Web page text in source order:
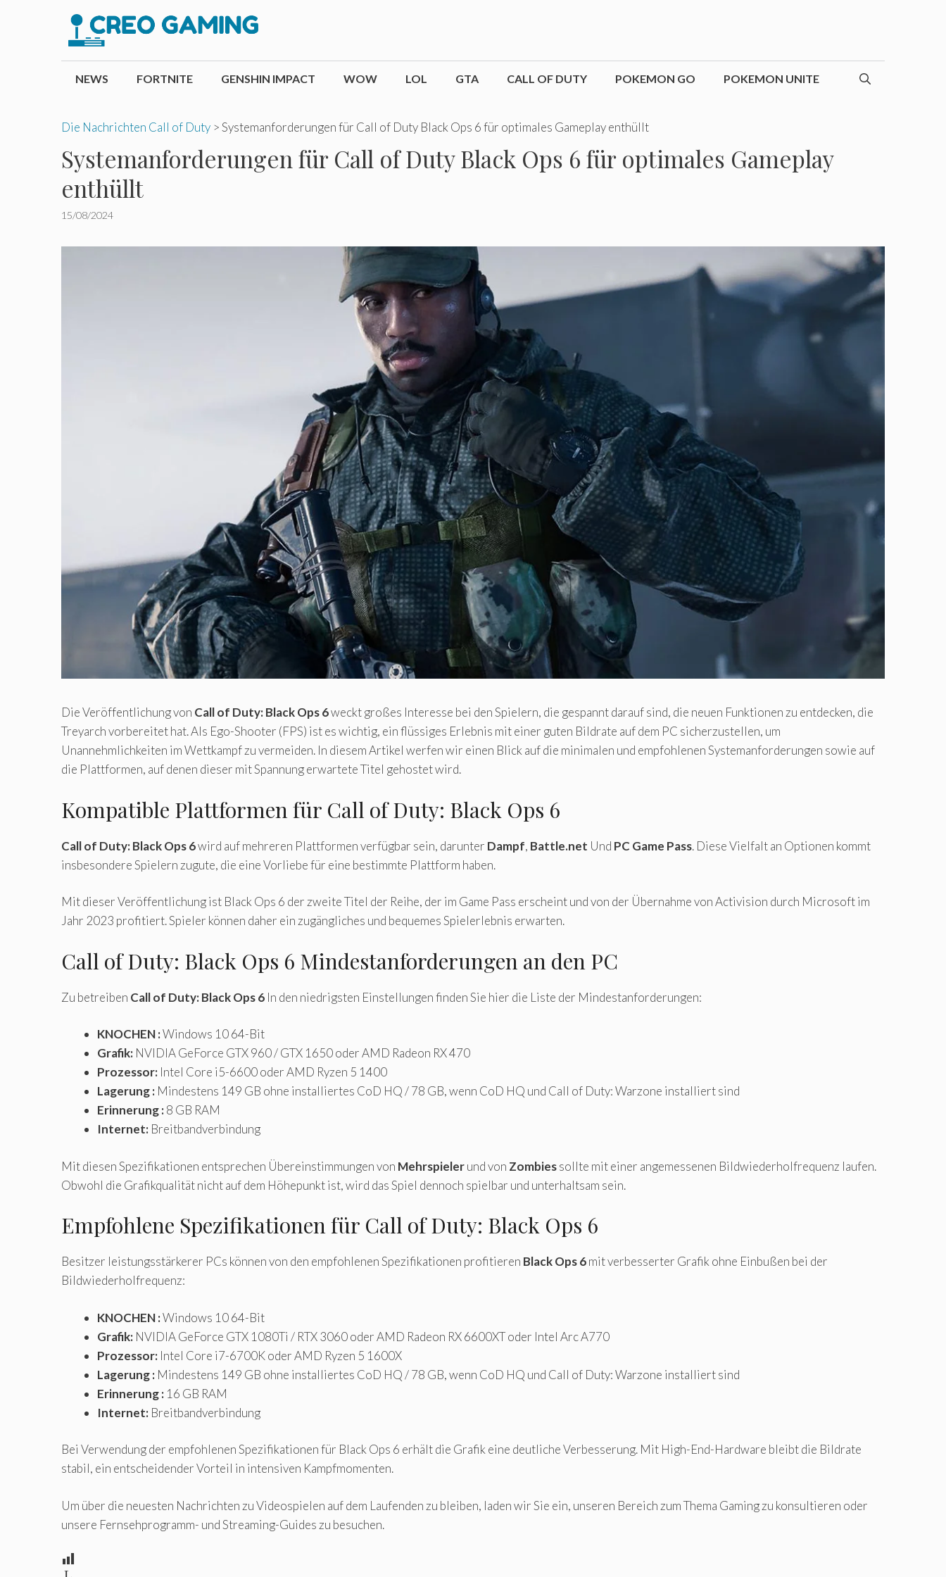
NEWS FORTNITE GENSHIN IMPACT WOW LOL GTA CALL OF DUTY POKEMON GO POKEMON UNITE
Die Nachrichten Call of Duty >Systemanforderungen für Call of Duty Black Ops 6 für optimales Gameplay enthüllt
Systemanforderungen für Call of Duty Black Ops 6 für optimales Gameplay
enthüllt
15/08/2024
Die Veröffentlichung von Call of Duty: Black Ops 6weckt großes Interesse bei den Spielern, die gespannt darauf sind, die neuen Funktionen zu entdecken, die
Treyarch vorbereitet hat. Als Ego-Shooter (FPS) ist es wichtig, ein flüssiges Erlebnis mit einer guten Bildrate auf dem PC sicherzustellen, um
Unannehmlichkeiten im Wettkampf zu vermeiden. In diesem Artikel werfen wir einen Blick auf die minimalen und empfohlenen Systemanforderungen sowie auf
die Plattformen, auf denen dieser mit Spannung erwartete Titel gehostet wird.
Kompatible Plattformen für Call of Duty: Black Ops 6
Call of Duty: Black Ops 6wird auf mehreren Plattformen verfügbar sein, darunter Dampf, Battle.net Und PC Game Pass. Diese Vielfalt an Optionen kommt
insbesondere Spielern zugute, die eine Vorliebe für eine bestimmte Plattform haben.
Mit dieser Veröffentlichung ist Black Ops 6 der zweite Titel der Reihe, der im Game Pass erscheint und von der Übernahme von Activision durch Microsoft im
Jahr 2023 profitiert. Spieler können daher ein zugängliches und bequemes Spielerlebnis erwarten.
Call of Duty: Black Ops 6 Mindestanforderungen an den PC
Zu betreiben Call of Duty: Black Ops 6 In den niedrigsten Einstellungen finden Sie hier die Liste der Mindestanforderungen:
KNOCHEN :Windows 10 64-Bit
Grafik: NVIDIA GeForce GTX 960 / GTX 1650 oder AMD Radeon RX 470
Prozessor: Intel Core i5-6600 oder AMD Ryzen 5 1400
Lagerung : Mindestens 149 GB ohne installiertes CoD HQ / 78 GB, wenn CoD HQ und Call of Duty: Warzone installiert sind
Erinnerung :8 GB RAM
Internet: Breitbandverbindung
Mit diesen Spezifikationen entsprechen Übereinstimmungen von Mehrspielerund von Zombiessollte mit einer angemessenen Bildwiederholfrequenz laufen.
Obwohl die Grafikqualität nicht auf dem Höhepunkt ist, wird das Spiel dennoch spielbar und unterhaltsam sein.
Empfohlene Spezifikationen für Call of Duty: Black Ops 6
Besitzer leistungsstärkerer PCs können von den empfohlenen Spezifikationen profitieren Black Ops 6mit verbesserter Grafik ohne Einbußen bei der
Bildwiederholfrequenz:
KNOCHEN :Windows 10 64-Bit
Grafik: NVIDIA GeForce GTX 1080Ti / RTX 3060 oder AMD Radeon RX 6600XT oder Intel Arc A770
Prozessor: Intel Core i7-6700K oder AMD Ryzen 5 1600X
Lagerung : Mindestens 149 GB ohne installiertes CoD HQ / 78 GB, wenn CoD HQ und Call of Duty: Warzone installiert sind
Erinnerung : 16 GB RAM
Internet: Breitbandverbindung
Bei Verwendung der empfohlenen Spezifikationen für Black Ops 6 erhält die Grafik eine deutliche Verbesserung. Mit High-End-Hardware bleibt die Bildrate
stabil, ein entscheidender Vorteil in intensiven Kampfmomenten.
Um über die neuesten Nachrichten zu Videospielen auf dem Laufenden zu bleiben, laden wir Sie ein, unseren Bereich zum Thema Gaming zu konsultieren oder
unsere Fernsehprogramm- und Streaming-Guides zu besuchen.
L